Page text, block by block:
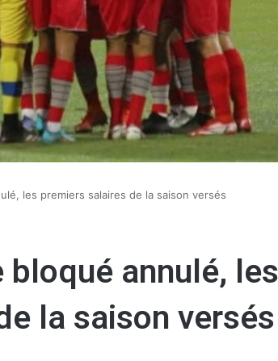
les premiers salaires de la saison versés
annulé, les
la saison versés